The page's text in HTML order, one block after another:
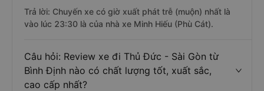
Trả lời: Chuyến xe có giờ xuất phát trễ (muộn) nhất là
vào lúc 23:30 là của nhà xe Minh Hiếu (Phù Cát).
Câu hỏi: Review xe đi Thủ Đức - Sài Gòn từ
Bình Định nào có chất lượng tốt, xuất sắc,
cao cấp nhất?